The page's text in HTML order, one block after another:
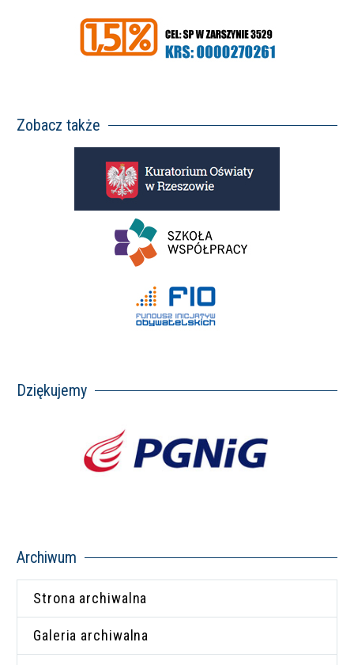
Zobacz także
Dziękujemy
Archiwum
Strona archiwalna
Galeria archiwalna